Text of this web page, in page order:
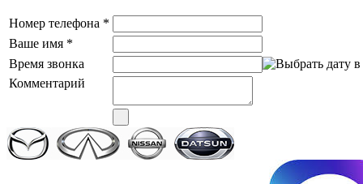
Номер телефона *
Ваше имя *
Время звонка
Комментарий